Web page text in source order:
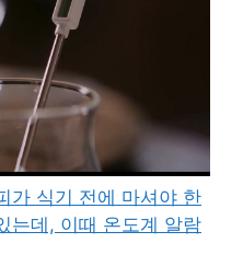
가 식기 전에 마셔야 한
는데, 이때 온도계 알람